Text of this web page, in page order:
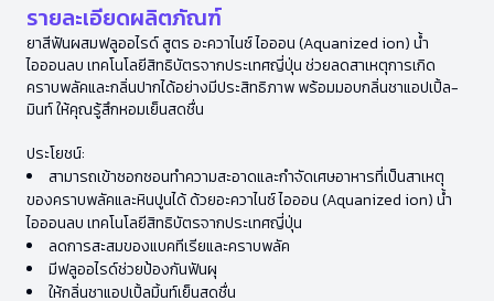
รายละเอียดผลิตภัณฑ์
ยาสีฟันผสมฟลูออไรด์ สูตร อะควาไนซ์ ไอออน (Aquanized ion) น้ำ
ไอออนลบ เทคโนโลยีสิทธิบัตรจากประเทศญี่ปุ่น ช่วยลดสาเหตุการเกิด
คราบพลัคและกลิ่นปากได้อย่างมีประสิทธิภาพ พร้อมมอบกลิ่นชาแอปเปิ้ล-
มินท์ ให้คุณรู้สึกหอมเย็นสดชื่น
ประโยชน์:
สามารถเข้าซอกซอนทำความสะอาดและกำจัดเศษอาหารที่เป็นสาเหตุ
ของคราบพลัคและหินปูนได้ ด้วยอะควาไนซ์ ไอออน (Aquanized ion) น้ำ
ไอออนลบ เทคโนโลยีสิทธิบัตรจากประเทศญี่ปุ่น
ลดการสะสมของแบคทีเรียและคราบพลัค
มีฟลูออไรด์ช่วยป้องกันฟันผุ
ให้กลิ่นชาแอปเปิ้ลมิ้นท์เย็นสดชื่น